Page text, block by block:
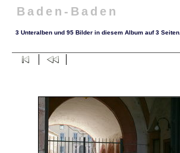
Baden-Baden
3 Unteralben und 95 Bilder in diesem Album auf 3 Seiten.